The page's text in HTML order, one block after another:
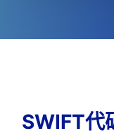
SWIFT代